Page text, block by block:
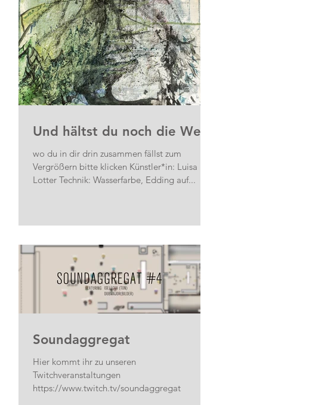
Und hältst du noch die Welt
wo du in dir drin zusammen fällst zum
Vergrößern bitte klicken Künstler*in: Luisa
Lotter Technik: Wasserfarbe, Edding auf...
Soundaggregat
Hier kommt ihr zu unseren
Twitchveranstaltungen
https://www.twitch.tv/soundaggregat